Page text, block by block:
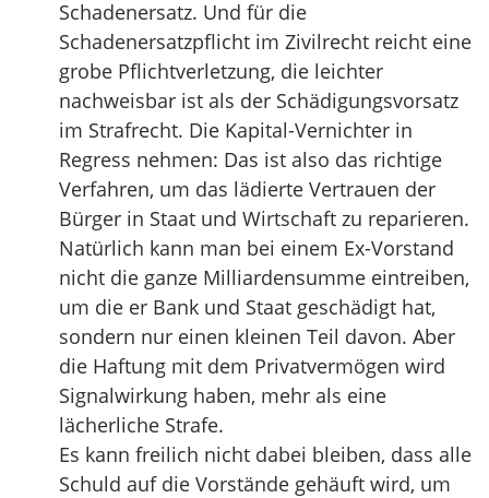
Schadenersatz. Und für die
Schadenersatzpflicht im Zivilrecht reicht eine
grobe Pflichtverletzung, die leichter
nachweisbar ist als der Schädigungsvorsatz
im Strafrecht. Die Kapital-Vernichter in
Regress nehmen: Das ist also das richtige
Verfahren, um das lädierte Vertrauen der
Bürger in Staat und Wirtschaft zu reparieren.
Natürlich kann man bei einem Ex-Vorstand
nicht die ganze Milliardensumme eintreiben,
um die er Bank und Staat geschädigt hat,
sondern nur einen kleinen Teil davon. Aber
die Haftung mit dem Privatvermögen wird
Signalwirkung haben, mehr als eine
lächerliche Strafe.
Es kann freilich nicht dabei bleiben, dass alle
Schuld auf die Vorstände gehäuft wird, um